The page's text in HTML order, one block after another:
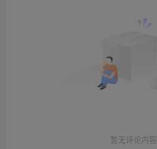
暂无评论内容